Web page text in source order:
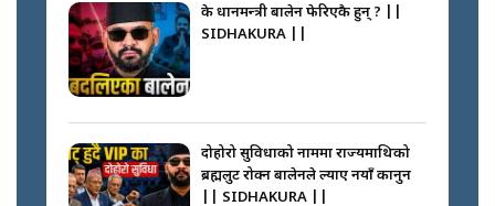
के प्रधानमन्त्री बालेन फेरिएकै हुन् ? ||
SIDHAKURA ||
दोहोरो सुविधाको नाममा राज्यमाथिको
ब्रह्मलुट रोक्न बालेनले ल्याए नयाँ कानुन
|| SIDHAKURA ||